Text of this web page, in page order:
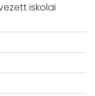
iskolai